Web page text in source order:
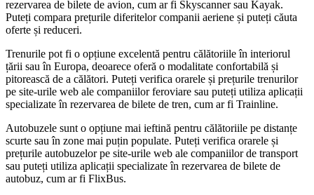
rezervarea de bilete de avion, cum ar fi Skyscanner sau Kayak.
Puteți compara prețurile diferitelor companii aeriene și puteți căuta
oferte și reduceri.
Trenurile pot fi o opțiune excelentă pentru călătoriile în interiorul
țării sau în Europa, deoarece oferă o modalitate confortabilă și
pitorească de a călători. Puteți verifica orarele și prețurile trenurilor
pe site-urile web ale companiilor feroviare sau puteți utiliza aplicații
specializate în rezervarea de bilete de tren, cum ar fi Trainline.
Autobuzele sunt o opțiune mai ieftină pentru călătoriile pe distanțe
scurte sau în zone mai puțin populate. Puteți verifica orarele și
prețurile autobuzelor pe site-urile web ale companiilor de transport
sau puteți utiliza aplicații specializate în rezervarea de bilete de
autobuz, cum ar fi FlixBus.